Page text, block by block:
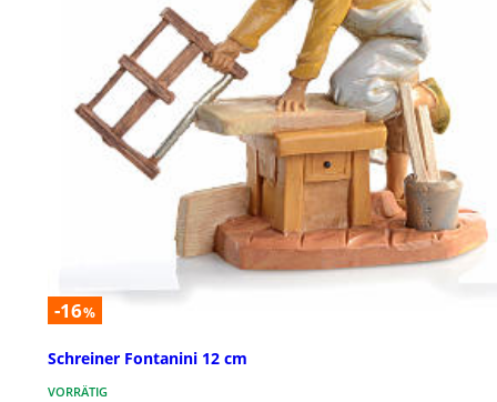
-16%
Schreiner Fontanini 12 cm
VORRÄTIG